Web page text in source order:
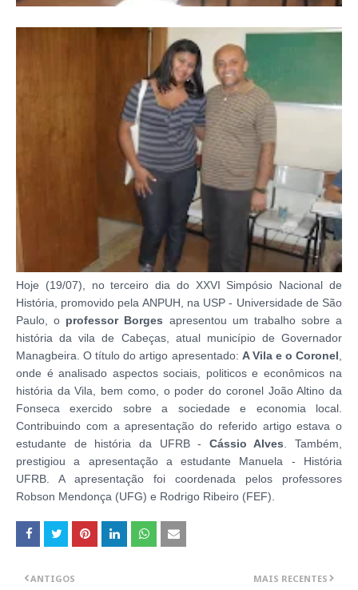
Hoje (19/07), no terceiro dia do XXVI Simpósio Nacional de
História, promovido pela ANPUH, na USP - Universidade de São
Paulo, o professor Borges apresentou um trabalho sobre a
história da vila de Cabeças, atual município de Governador
Managbeira. O título do artigo apresentado: A Vila e o Coronel,
onde é analisado aspectos sociais, politicos e econômicos na
história da Vila, bem como, o poder do coronel João Altino da
Fonseca exercido sobre a sociedade e economia local.
Contribuindo com a apresentação do referido artigo estava o
estudante de história da UFRB - Cássio Alves. Também,
prestigiou a apresentação a estudante Manuela - História
UFRB. A apresentação foi coordenada pelos professores
Robson Mendonça (UFG) e Rodrigo Ribeiro (FEF).
MAIS RECENTES
ANTIGOS